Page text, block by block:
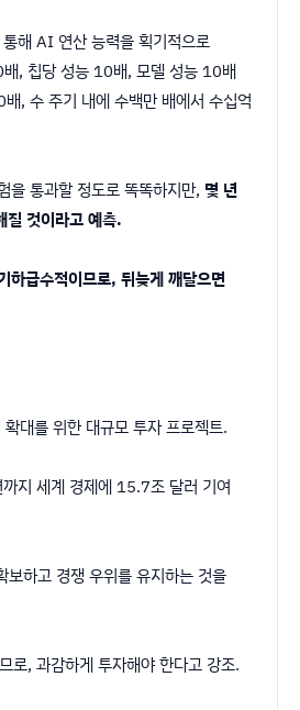
해 AI 연산 능력을 획기적으로
, 칩당 성능 10배, 모델 성능 10배
, 수 주기 내에 수백만 배에서 수십억
을 통과할 정도로 똑똑하지만, 몇 년
질 것이라고 예측.
하급수적이므로, 뒤늦게 깨달으면
대를 위한 대규모 투자 프로젝트.
지 세계 경제에 15.7조 달러 기여
하고 경쟁 우위를 유지하는 것을
로, 과감하게 투자해야 한다고 강조.